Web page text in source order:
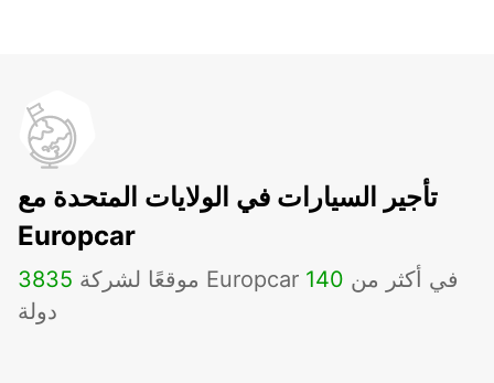
تأجير السيارات في الولايات المتحدة مع
Europcar
3835 موقعًا لشركة Europcar في أكثر من 140
دولة